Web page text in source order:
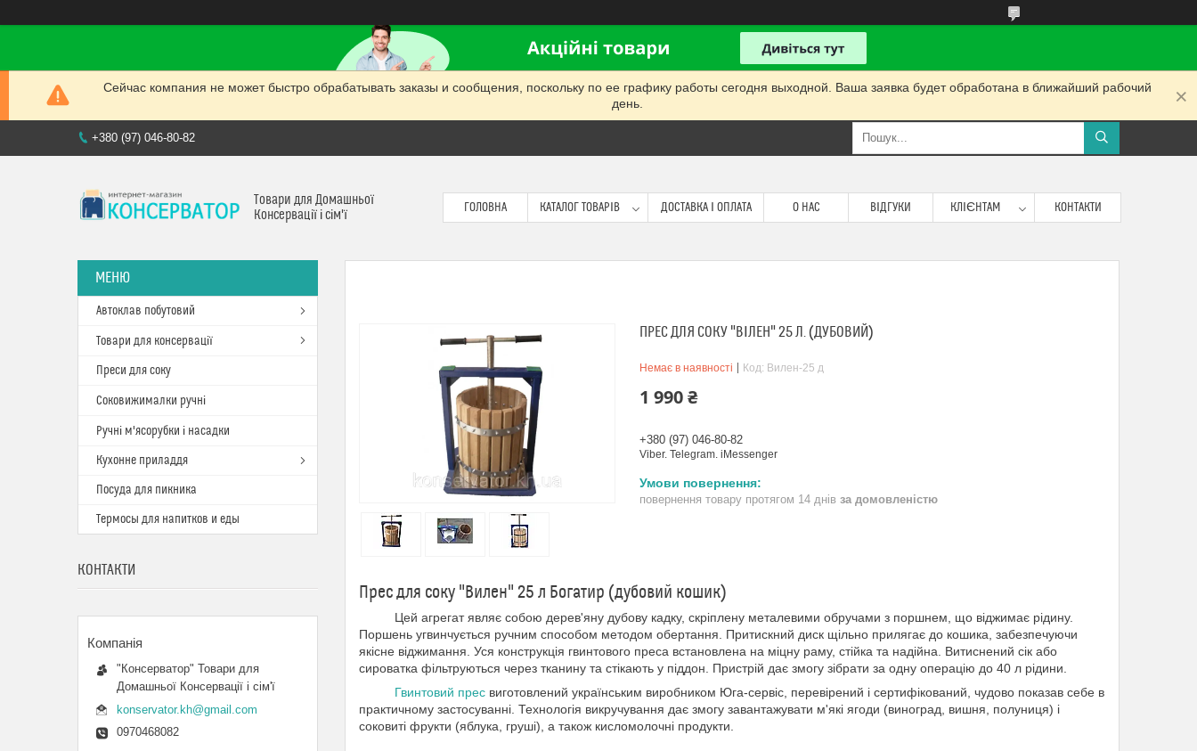
Сейчас компания не может быстро обрабатывать заказы и сообщения, поскольку по ее графику работы сегодня выходной. Ваша заявка будет обработана в ближайший рабочий
день.
+380 (97) 046-80-82
Товари для Домашньої
Консервації і сім'ї
ГОЛОВНА КАТАЛОГ ТОВАРІВ ДОСТАВКА І ОПЛАТА О НАС ВІДГУКИ КЛІЄНТАМ КОНТАКТИ
ПРЕС ДЛЯ СОКУ "ВІЛЕН" 25 Л. (ДУБОВИЙ)
Немає в наявності Код: Вилен-25 д
1 990 ₴
+380 (97) 046-80-82
Viber. Telegram. iMessenger
повернення товару протягом 14 днів за домовленістю
Прес для соку "Вилен" 25 л Богатир (дубовий кошик)
Цей агрегат являє собою дерев'яну дубову кадку, скріплену металевими обручами з поршнем, що віджимає рідину.
Поршень угвинчується ручним способом методом обертання. Притискний диск щільно прилягає до кошика, забезпечуючи
якісне віджимання. Уся конструкція гвинтового преса встановлена на міцну раму, стійка та надійна. Витиснений сік або
сироватка фільтруються через тканину та стікають у піддон. Пристрій дає змогу зібрати за одну операцію до 40 л рідини.
Гвинтовий прес виготовлений українським виробником Юга-сервіс, перевірений і сертифікований, чудово показав себе в
практичному застосуванні. Технологія викручування дає змогу завантажувати м'які ягоди (виноград, вишня, полуниця) і
соковиті фрукти (яблука, груші), а також кисломолочні продукти.
Автоклав побутовий
Товари для консервації
Преси для соку
Соковижималки ручні
Ручні м'ясорубки і насадки
Кухонне приладдя
Посуда для пикника
Термосы для напитков и еды
КОНТАКТИ
"Консерватор" Товари для
Домашньої Консервації і сім'ї
konservator.kh@gmail.com
0970468082